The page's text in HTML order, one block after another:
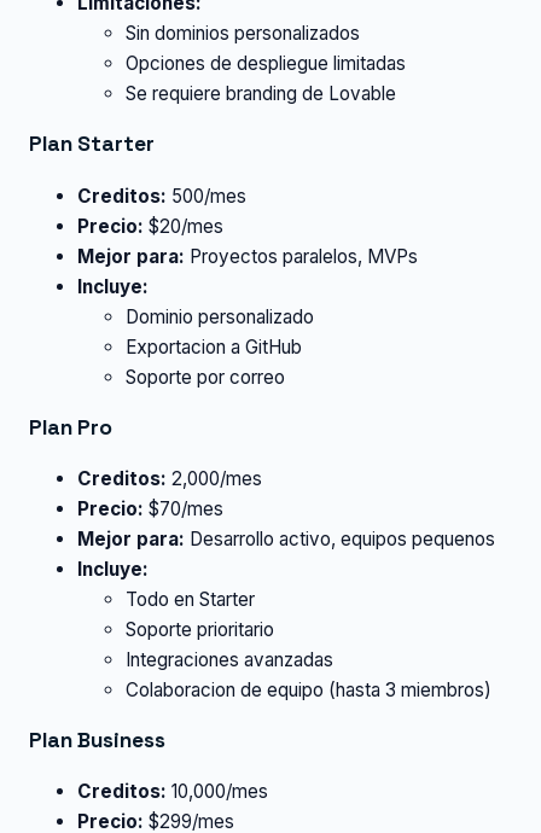
Sin dominios personalizados
Opciones de despliegue limitadas
Se requiere branding de Lovable
Plan Starter
Creditos: 500/mes
Precio: $20/mes
Mejor para: Proyectos paralelos, MVPs
Incluye:
Dominio personalizado
Exportacion a GitHub
Soporte por correo
Plan Pro
Creditos: 2,000/mes
Precio: $70/mes
Mejor para: Desarrollo activo, equipos pequenos
Incluye:
Todo en Starter
Soporte prioritario
Integraciones avanzadas
Colaboracion de equipo (hasta 3 miembros)
Plan Business
Creditos: 10,000/mes
Precio: $299/mes